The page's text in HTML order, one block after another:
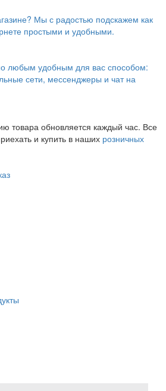
Мы с радостью подскажем как
простыми и удобными.
любым удобным для вас способом:
сети, мессенджеры и чат на
товара обновляется каждый час. Все
и купить в наших розничных